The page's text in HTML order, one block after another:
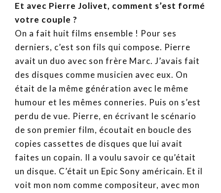
Et avec Pierre Jolivet, comment s’est formé
votre couple ?
On a fait huit films ensemble ! Pour ses
derniers, c’est son fils qui compose. Pierre
avait un duo avec son frère Marc. J’avais fait
des disques comme musicien avec eux. On
était de la même génération avec le même
humour et les mêmes conneries. Puis on s’est
perdu de vue. Pierre, en écrivant le scénario
de son premier film, écoutait en boucle des
copies cassettes de disques que lui avait
faites un copain. Il a voulu savoir ce qu’était
un disque. C’était un Epic Sony américain. Et il
voit mon nom comme compositeur, avec mon